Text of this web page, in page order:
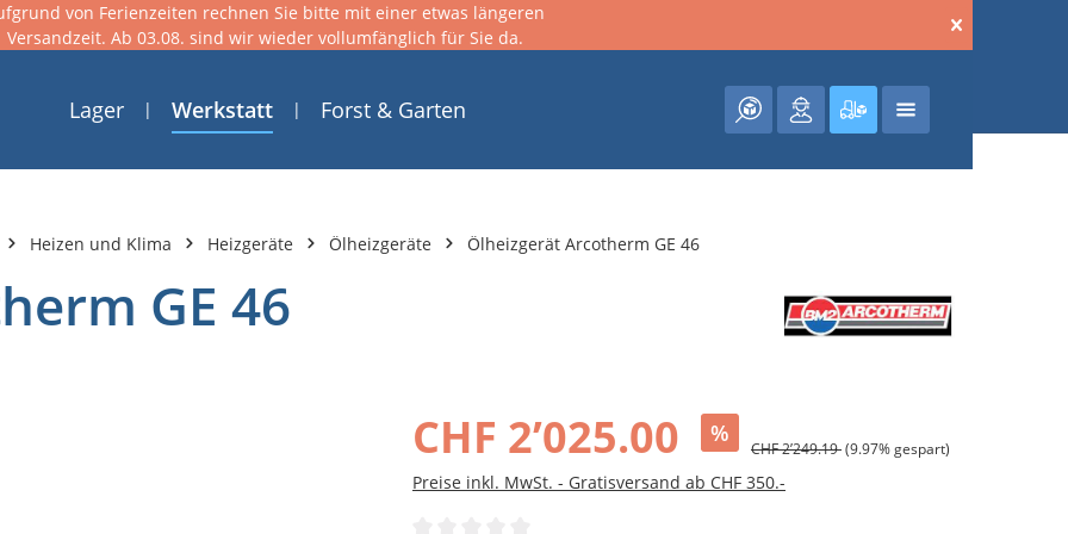
von Ferienzeiten rechnen Sie bitte mit einer etwas längeren
Versandzeit. Ab 03.08. sind wir wieder vollumfänglich für Sie da.
Lager Werkstatt Forst & Garten Warenkorb enthält 0
Heizen und Klima Heizgeräte Ölheizgeräte Ölheizgerät Arcotherm GE 46
GE 46
CHF 2’025.00 %
CHF 2’249.19(9.97% gespart)
Preise inkl. MwSt. - Gratisversand ab CHF 350.-